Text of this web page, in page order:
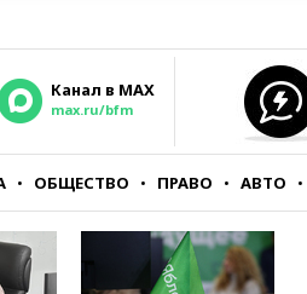
Канал в MAX
max.ru/bfm
ОБЩЕСТВО ПРАВО АВТО